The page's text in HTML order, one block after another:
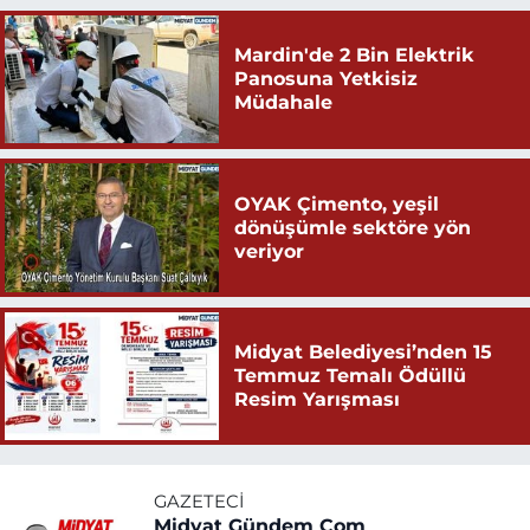
Mardin'de 2 Bin Elektrik
Panosuna Yetkisiz
Müdahale
OYAK Çimento, yeşil
dönüşümle sektöre yön
veriyor
Midyat Belediyesi’nden 15
Temmuz Temalı Ödüllü
Resim Yarışması
GAZETECI